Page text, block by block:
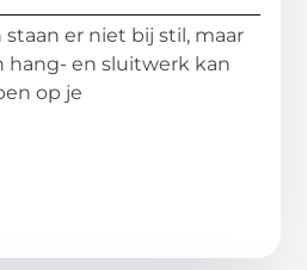
er niet bij stil, maar
hang- en sluitwerk kan
op je